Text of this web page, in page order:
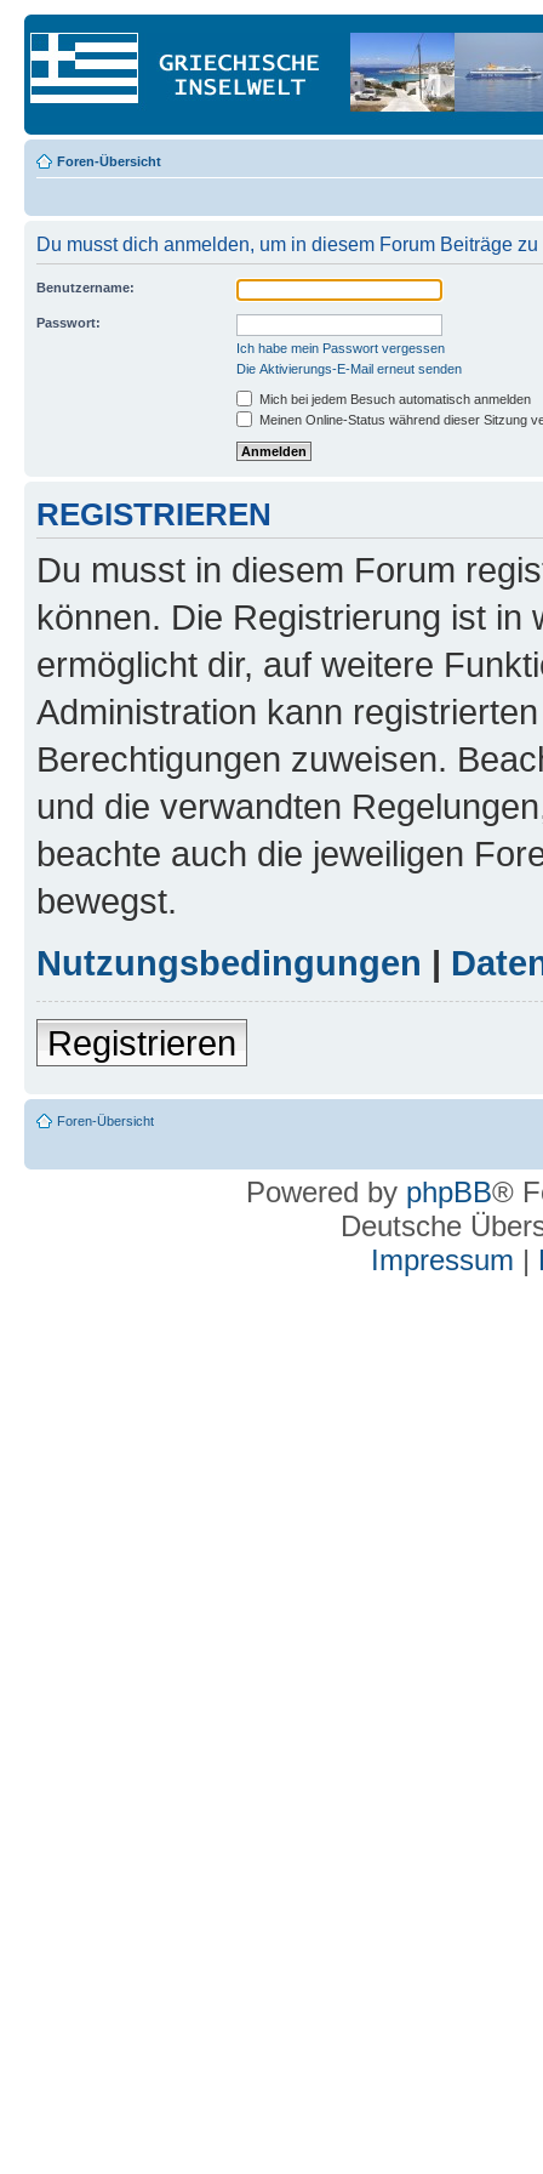
Foren-Übersicht
Du musst dich anmelden, um in diesem Forum Beiträge
Benutzername:
Passwort:
Ich habe mein Passwort vergessen
Die Aktivierungs-E-Mail erneut senden
Mich bei jedem Besuch automatisch anmelden
Meinen Online-Status während dieser Sitzung
REGISTRIEREN
Du musst in diesem Forum
können. Die Registrierung ist in
ermöglicht dir, auf weitere
Administration kann
Berechtigungen zuweisen.
und die verwandten
beachte auch die jeweiligen
bewegst.
Nutzungsbedingungen |
Registrieren
Foren-Übersicht
Powered by phpBB®
Deutsche
Impressum |